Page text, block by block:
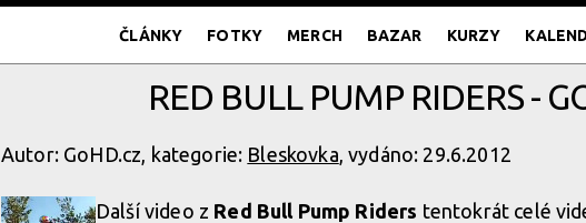
ČLÁNKY FOTKY MERCH BAZAR KURZY
RED BULL PUMP RIDERS -
Autor: GoHD.cz, kategorie: Bleskovka, vydáno: 29.6.2012
Další video z Red Bull Pump Riders tentokrát celé